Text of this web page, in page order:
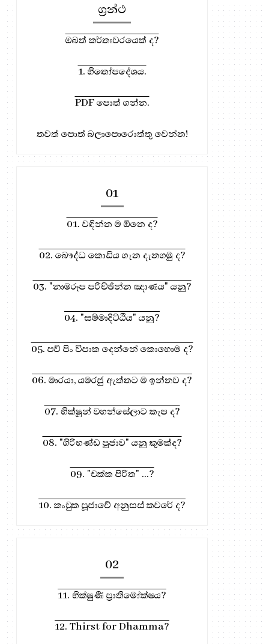
ග්‍රන්ථ
ඔබත් කර්තෘවරයෙක් ද?
1. හිතෝපදේශය.
PDF පොත් ගන්න.
තවත් පොත් බලාපොරොත්තු වෙන්න!
01
01. වඳින්න ම ඕනෙ ද?
02. බෞද්ධ කොඩිය ගැන දැනගමු ද?
03. "නාමරූප පරිච්ඡින්න ඤාණය" යනු?
04. "සම්මාදිට්ඨිය" යනු?
05. පව් පිං විපාක දෙන්නේ කොහොම ද?
06. මාරයා, යමරජු ඇත්තට ම ඉන්නව ද?
07. භික්ෂූන් වහන්සේලාට කැප ද?
08. "ගිරිභණ්ඩ පූජාව" යනු කුමක්ද?
09. "චක්ක පිරිත" ...?
10. කංචුක පූජාවේ අනුසස් කවරේ ද?
02
11. භික්ෂුණී ප්‍රාතිමෝක්ෂය?
12. Thirst for Dhamma?